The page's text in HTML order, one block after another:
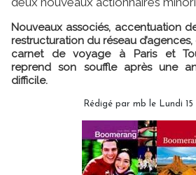
Nouveaux associés, accentuation
restructuration du réseau
carnet de voyage à Paris et
reprend son souffle après une
difficile.
Rédigé par mb le Lundi